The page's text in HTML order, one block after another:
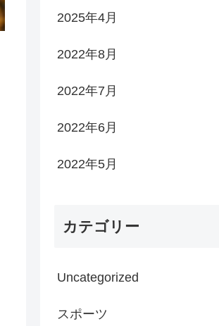
2025年4月
2022年8月
2022年7月
2022年6月
2022年5月
カテゴリー
Uncategorized
スポーツ